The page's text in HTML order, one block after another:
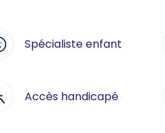
Spécialiste enfant
Accès handicapé